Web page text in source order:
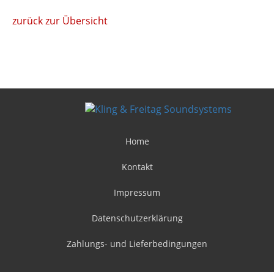
zurück zur Übersicht
Home
Kontakt
Impressum
Datenschutzerklärung
Zahlungs- und Lieferbedingungen